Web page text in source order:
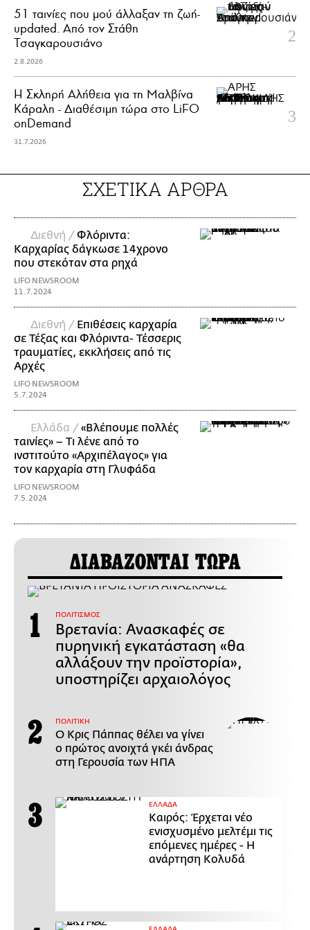
51 ταινίες που μού άλλαξαν τη ζωή-
updated. Aπό τον Στάθη
Τσαγκαρουσιάνο
2.8.2026
Η Σκληρή Αλήθεια για τη Μαλβίνα
Κάραλη - Διαθέσιμη τώρα στo LiFO
onDemand
31.7.2026
ΣΧΕΤΙΚΑ ΑΡΘΡΑ
Διεθνή /Φλόριντα:
Καρχαρίας δάγκωσε 14χρονο
που στεκόταν στα ρηχά
LIFO NEWSROOM
11.7.2024
Διεθνή / Επιθέσεις καρχαρία
σε Τέξας και Φλόριντα- Τέσσερις
τραυματίες, εκκλήσεις από τις
Αρχές
LIFO NEWSROOM
5.7.2024
Ελλάδα /«Βλέπουμε πολλές
ταινίες» – Τι λένε από το
ινστιτούτο «Αρχιπέλαγος» για
τον καρχαρία στη Γλυφάδα
LIFO NEWSROOM
7.5.2024
ΔΙΑΒΑΖΟΝΤΑΙ ΤΩΡΑ
ΠΟΛΙΤΙΣΜΟΣ
Βρετανία: Ανασκαφές σε
πυρηνική εγκατάσταση «θα
αλλάξουν την προϊστορία»,
υποστηρίζει αρχαιολόγος
ΠΟΛΙΤΙΚΗ
Ο Κρις Πάππας θέλει να γίνει
ο πρώτος ανοιχτά γκέι άνδρας
στη Γερουσία των ΗΠΑ
ΕΛΛΑΔΑ
Καιρός: Έρχεται νέο
ενισχυσμένο μελτέμι τις
επόμενες ημέρες - Η
ανάρτηση Κολυδά